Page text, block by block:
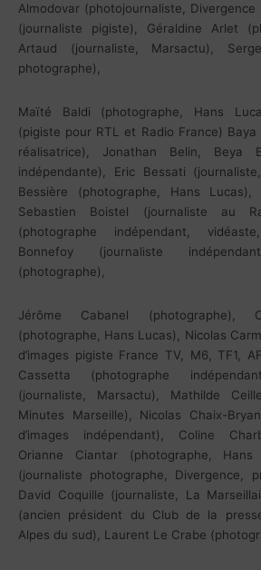
Almodovar (photojournaliste, Divergence
(journaliste pigiste), Géraldine Arlet
Artaud (journaliste, Marsactu),
photographe),
Maïté Baldi (photographe, Hans
(pigiste pour RTL et Radio France) Baya
réalisatrice), Jonathan Belin, Beya
indépendante), Eric Bessati
Bessière (photographe, Hans Lucas),
Sebastien Boistel (journaliste au
(photographe indépendant,
Bonnefoy (journaliste
(photographe),
Jérôme Cabanel (photographe),
(photographe, Hans Lucas), Nicolas
d’images pigiste France TV, M6, TF1,
Cassetta (photographe
(journaliste, Marsactu), Mathilde
Minutes Marseille), Nicolas Chaix-
d’images indépendant), Coline
Orianne Ciantar (photographe,
(journaliste photographe, Divergence,
David Coquille (journaliste, La
(ancien président du Club de la
Alpes du sud), Laurent Le Crabe